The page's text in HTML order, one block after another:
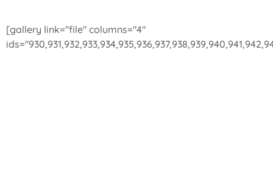
[gallery link="file" columns="4"